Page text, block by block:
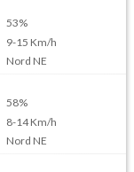
53%
9-15 Km/h
Nord NE
58%
8-14Km/h
Nord NE